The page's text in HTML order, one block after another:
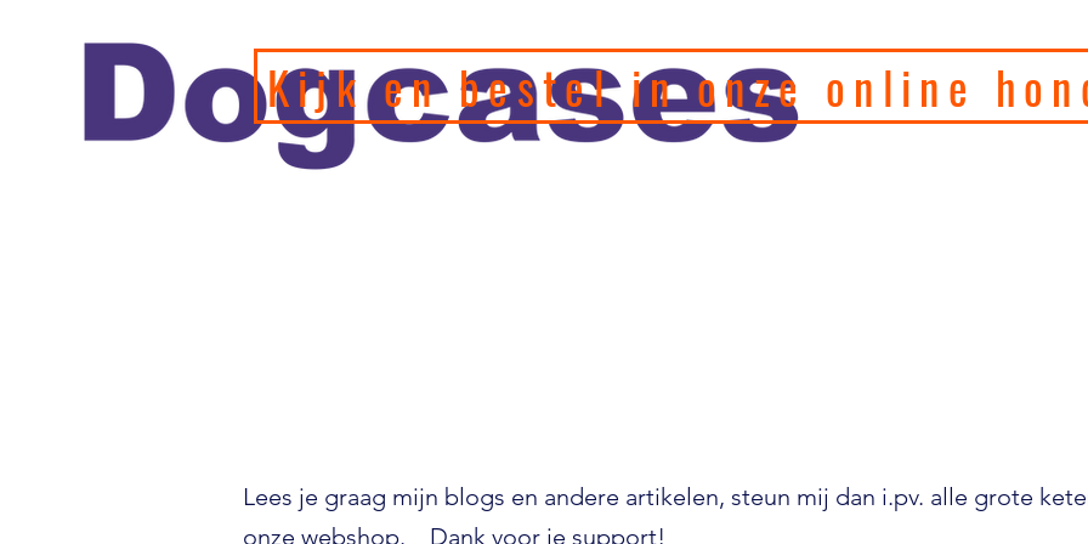
Kijk en bestel in onze online
Lees je graag mijn blogs en andere artikelen, steun mij dan i.pv. alle grote
onze webshop. Dank voor je support!